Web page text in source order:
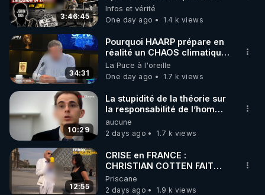
3:46:45
avec John Doe !** 👨 🚀✨
Infos et vérité
One day ago
1.4 k views
34:31
Pourquoi HAARP prépare en
réalité un CHAOS climatique,
on répond
La Puce à l'oreille
One day ago
1.7 k views
10:29
La stupidité de la théorie sur
la responsabilité de l’homme
concernant le dioxyde de
carbone.
aucune
2 days ago
1.7 k views
12:55
CRISE en FRANCE :
CHRISTIAN COTTEN FAIT
une étrange découverte
Priscane
2 days ago
1.9 k views